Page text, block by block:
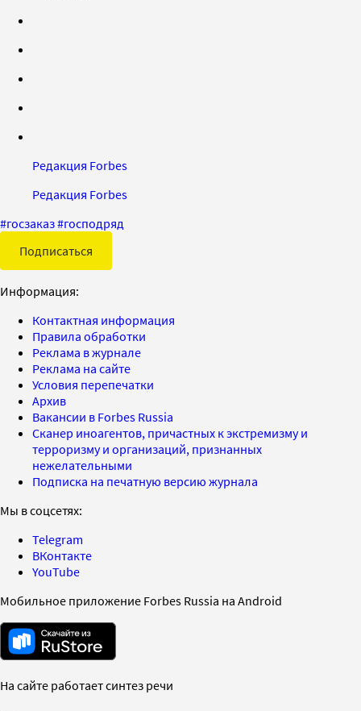
Редакция Forbes
Редакция Forbes
#госзаказ#господряд
Подписаться
Информация:
Контактная информация
Правила обработки
Реклама в журнале
Реклама на сайте
Условия перепечатки
Архив
Вакансии в Forbes Russia
Сканер иноагентов, причастных к экстремизму и
терроризму и организаций, признанных
нежелательными
Подписка на печатную версию журнала
Мы в соцсетях:
Telegram
ВКонтакте
YouTube
Мобильное приложение Forbes Russia на Android
На сайте работает синтез речи